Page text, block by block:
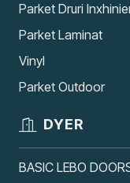
Parket Druri
Parket Laminat
Vinyl
Parket Outdoor
DYER
BASIC LEBO